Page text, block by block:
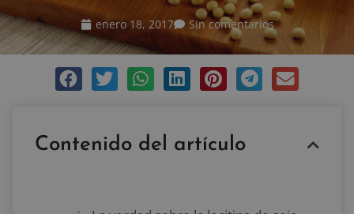
enero 18, 2017 Sin comentarios
Contenido del artículo